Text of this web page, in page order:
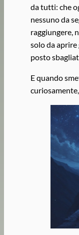
da tutti: che
nessuno da
raggiungere,
solo da aprire
posto
E quando